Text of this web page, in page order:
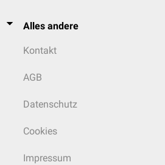
Alles andere
Kontakt
AGB
Datenschutz
Cookies
Impressum